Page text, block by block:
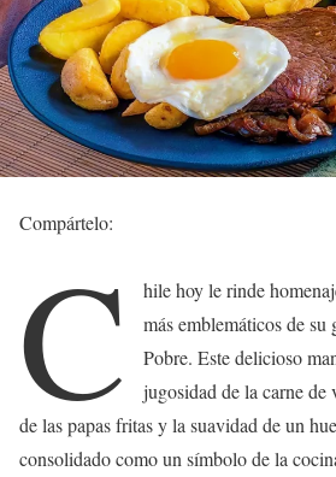
Compártelo:
C
hile hoy le rinde
más emblemáticos de
Pobre. Este delicioso
jugosidad de la carne
de las papas fritas y la suavidad de un
consolidado como un símbolo de la